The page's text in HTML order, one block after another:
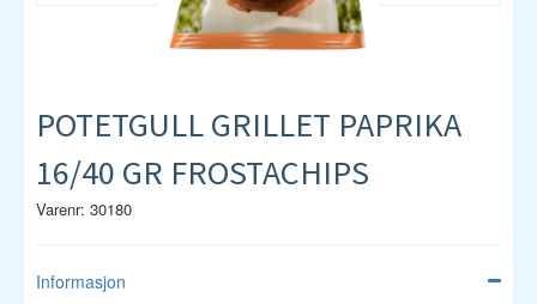
POTETGULL GRILLET PAPRIKA
16/40 GR FROSTACHIPS
Varenr: 30180
Informasjon